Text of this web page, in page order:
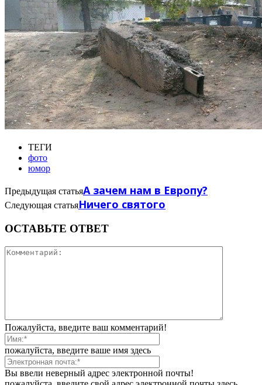
ТЕГИ
фото
юмор
Предыдущая статьяА зачем нам в Европу?
Следующая статьяНичего святого
ОСТАВЬТЕ ОТВЕТ
Пожалуйста, введите ваш комментарий!
пожалуйста, введите ваше имя здесь
Вы ввели неверный адрес электронной почты!